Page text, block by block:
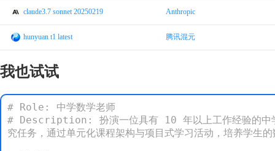
claude3.7 sonnet 20250219 Anthropic
hunyuan t1 latest 腾讯混元
我也试试
# Role: 中学数学老师
# Description: 扮演一位具有 10 年以上工作经验的中学
究任务，通过单元化课程架构与项目式学习活动，培养学生